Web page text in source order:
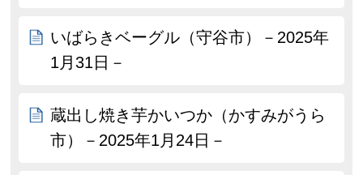
いばらきベーグル（守谷市）－2025年
1月31日－
蔵出し焼き芋かいつか（かすみがうら
市）－2025年1月24日－